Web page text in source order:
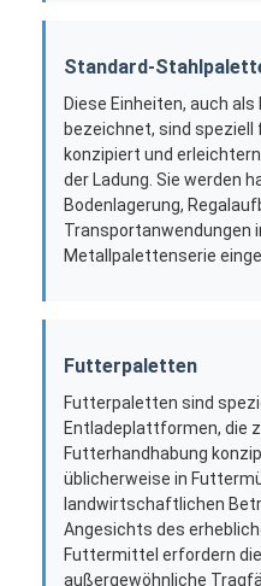
Zu Hause
Produkte
Videos
Standard-
Diese Einheiten, auch
bezeichnet, sind
konzipiert und
der Ladung. Sie werden
Bodenlagerung,
Transportanwendungen
Metallpalettenserie
Futterpaletten
Futterpaletten sind
Entladeplattformen, die
Futterhandhabung
üblicherweise in
landwirtschaftlichen
Angesichts des
Futtermittel erfordern
außergewöhnliche